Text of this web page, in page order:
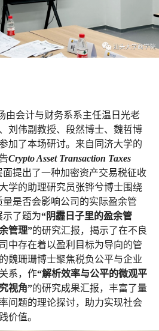
由会计与财务系系主任温日光老
刘伟副教授、段然博士、魏哲博
加了本场研讨。来自同济大学的
Crypto Asset Transaction Taxes
面提出了一种加密资产交易税征收
学的助理研究员张铧兮博士围绕
是否会影响公司的实际盈余管
示了题为“阴霾日子里的盈余管
管理”的研究汇报，揭示了在不良
中存在着以盈利目标为导向的管
魏珊珊博士聚焦税负公平与企业
系，作“解析效率与公平的微观平
视角”的研究成果汇报，丰富了量
问题的理论探讨，助力实现社会
价值。